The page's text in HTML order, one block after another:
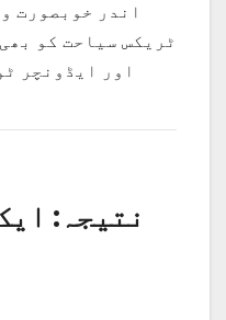
اندر خوبصورت
ٹریکس سیاحت کو
اور ایڈونچر
نتیجہ: